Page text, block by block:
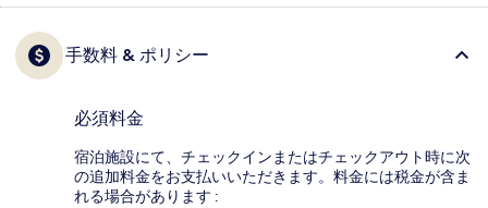
手数料 & ポリシー
必須料金
宿泊施設にて、チェックインまたはチェックアウト時に次
の追加料金をお支払いいただきます。料金には税金が含ま
れる場合があります :